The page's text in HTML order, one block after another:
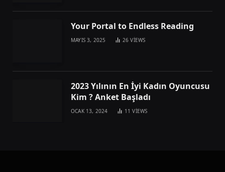
Your Portal to Endless Reading
MAYIS 3, 2025 26VIEWS
2023 Yılının En İyi Kadın Oyuncusu
Kim ? Anket Başladı
OCAK 13, 2024 11VIEWS